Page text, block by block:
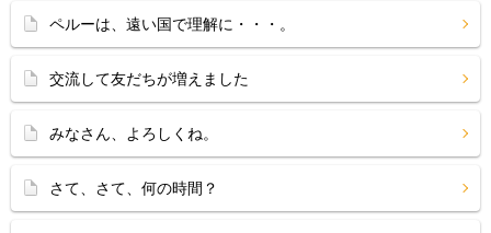
ペルーは、遠い国で理解に・・・。
交流して友だちが増えました
みなさん、よろしくね。
さて、さて、何の時間？